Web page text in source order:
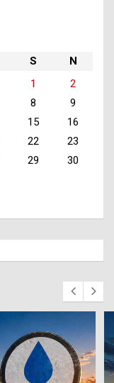
S
N
1
2
8
9
15
16
22
23
29
30